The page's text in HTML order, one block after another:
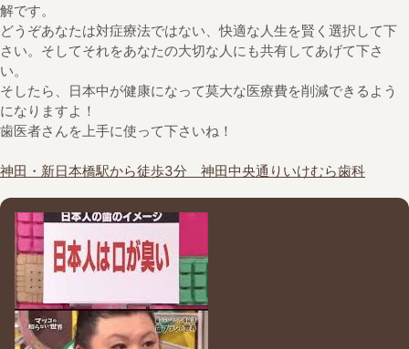
解です。
どうぞあなたは対症療法ではない、快適な人生を賢く選択して下
さい。そしてそれをあなたの大切な人にも共有してあげて下さ
い。
そしたら、日本中が健康になって莫大な医療費を削減できるよう
になりますよ！
歯医者さんを上手に使って下さいね！
神田・新日本橋駅から徒歩3分 神田中央通りいけむら歯科